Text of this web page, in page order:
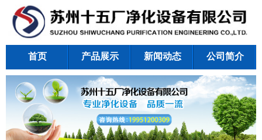
首页 产品展示 新闻动态 公司简介